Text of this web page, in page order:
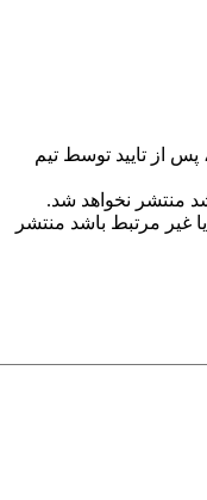
از تایید توسط تیم
منتشر نخواهد شد.
غیر مرتبط باشد منتشر